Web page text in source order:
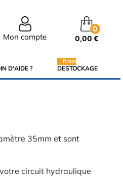
Mon compte
0
0,00 €
D'AIDE ? DESTOCKAGE
Promo
35mm et sont
circuit hydraulique